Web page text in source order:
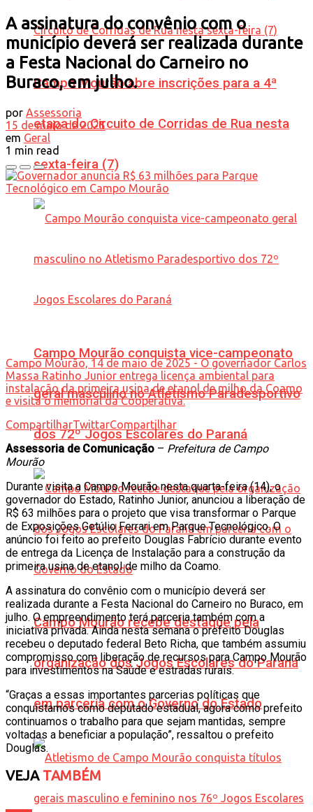
Campo Mourão abre inscrições para a 4ª
etapa do Circuito de Corridas de Rua nesta
sexta-feira (7)
Campo Mourão conquista vice-campeonato
geral masculino no Atletismo Paradesportivo
dos 72º Jogos Escolares do Paraná
Campo Mourão recebe destaque pela
organização dos Jogos Escolares do Paraná
em parceria com o Governo do Estado
A assinatura do convênio com o
município deverá ser realizada durante
a Festa Nacional do Carneiro no
Buraco, em julho.
por Assessoria
15 de maio de 2025
em Geral
1 min read
Campo Mourão, 14 de maio de 2025 - O governador Carlos
Massa Ratinho Junior entrega licença ambiental para
instalação da primeira usina de etanol de milho da Coamo
e visita o memorial da Cooperativa.
CompartilharTwittarCompartilhar
Assessoria de Comunicação – Prefeitura de Campo
Mourão
Durante visita a Campo Mourão nesta quarta-feira (14), o
governador do Estado, Ratinho Junior, anunciou a liberação de
R$ 63 milhões para o projeto que visa transformar o Parque
de Exposições Getúlio Ferrari em Parque Tecnológico. O
anúncio foi feito ao prefeito Douglas Fabrício durante evento
de entrega da Licença de Instalação para a construção da
primeira usina de etanol de milho da Coamo.
A assinatura do convênio com o município deverá ser
realizada durante a Festa Nacional do Carneiro no Buraco, em
julho. O empreendimento terá parceria também com a
iniciativa privada. Ainda nesta semana o prefeito Douglas
recebeu o deputado federal Beto Richa, que também assumiu
compromisso com liberação de recursos para Campo Mourão
para investimentos na Saúde e estradas rurais.
“Graças a essas importantes parcerias políticas que
conquistamos como deputado estadual, agora como prefeito
continuamos o trabalho para que sejam mantidas, sempre
voltadas a beneficiar a população”, ressaltou o prefeito
Douglas.
VEJATAMBÉM